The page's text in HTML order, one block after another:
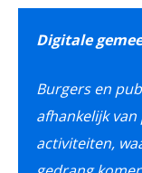
Digitale
Burgers en
afhankelijk
activiteiten,